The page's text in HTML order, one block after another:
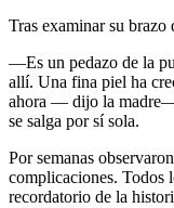
Tras examinar su brazo
—Es un pedazo de la
allí. Una fina piel ha
ahora — dijo la
se salga por sí sola.
Por semanas
complicaciones. Todos
recordatorio de la